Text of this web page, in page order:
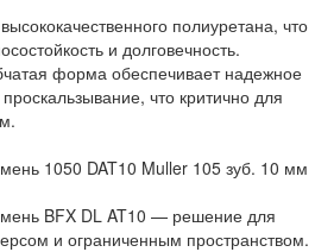
полиуретана, что
и долговечность.
форма обеспечивает надежное
что критично для
1050 DAT10 Muller 105 зуб. 10 мм
BFX DL AT10 — решение для
и ограниченным пространством.